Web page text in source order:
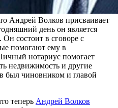
Андрей Волков присваивает
день он является
состоит в сговоре с
помогают ему в
нотариус помогает
недвижимость и другие
был чиновником и главой
теперь Андрей Волков